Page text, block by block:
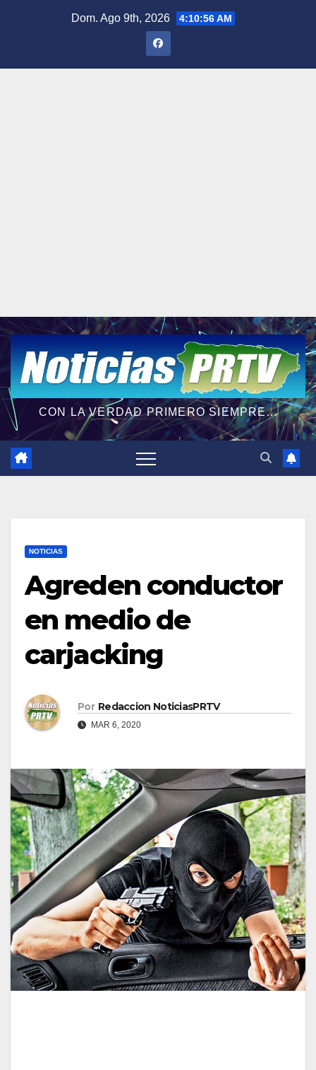
Dom. Ago 9th, 2026 4:10:57 AM
CON LA VERDAD PRIMERO SIEMPRE...
NOTICIAS
Agreden conductor
en medio de
carjacking
Por Redaccion NoticiasPRTV
MAR 6, 2020